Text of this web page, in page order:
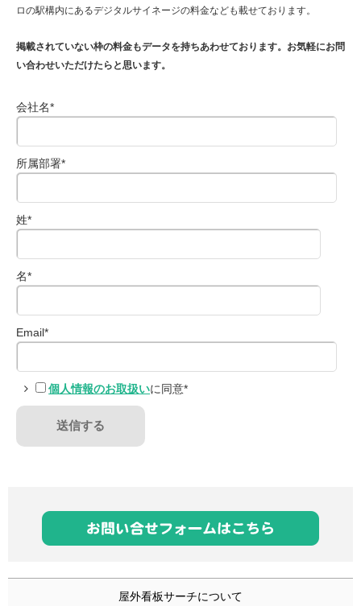
ロの駅構内にあるデジタルサイネージの料金なども載せております。
掲載されていない枠の料金もデータを持ちあわせております。お気軽にお問
い合わせいただけたらと思います。
会社名*
所属部署*
姓*
名*
Email*
個人情報のお取扱いに同意*
屋外看板サーチについて